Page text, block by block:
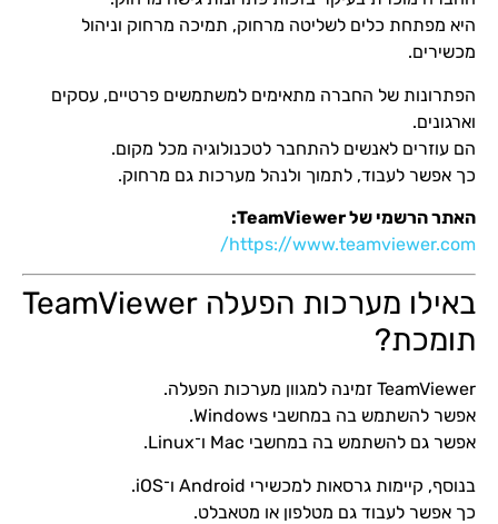
היא מפתחת כלים לשליטה מרחוק, תמיכה מרחוק וניהול
מכשירים.
הפתרונות של החברה מתאימים למשתמשים פרטיים, עסקים
וארגונים.
הם עוזרים לאנשים להתחבר לטכנולוגיה מכל מקום.
כך אפשר לעבוד, לתמוך ולנהל מערכות גם מרחוק.
האתר הרשמי של TeamViewer:
https://www.teamviewer.com/
באילו מערכות הפעלה TeamViewer
תומכת?
TeamViewer זמינה למגוון מערכות הפעלה.
אפשר להשתמש בה במחשבי Windows.
אפשר גם להשתמש בה במחשבי Mac ו־Linux.
בנוסף, קיימות גרסאות למכשירי Android ו־iOS.
כך אפשר לעבוד גם מטלפון או מטאבלט.